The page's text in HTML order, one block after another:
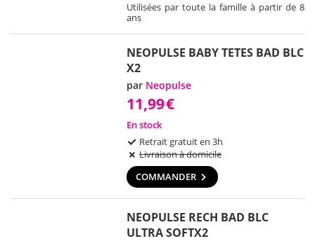
Utilisées par toute la famille à partir de 8
ans
NEOPULSE BABY TETES BAD BLC
X2
par Neopulse
11,99€
En stock
Retrait gratuit en 3h
Livraison à domicile
COMMANDER
NEOPULSE RECH BAD BLC
ULTRA SOFTX2